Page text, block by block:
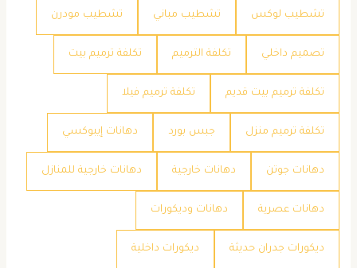
تشطيب لوكس تشطيب مباني تشطيب مودرن
تصميم داخلي تكلفة الترميم تكلفة ترميم بيت
تكلفة ترميم بيت قديم تكلفة ترميم فيلا
تكلفة ترميم منزل جبس بورد دهانات إيبوكسي
دهانات جوتن دهانات خارجية دهانات خارجية للمنازل
دهانات عصرية دهانات وديكورات
ديكورات جدران حديثة ديكورات داخلية